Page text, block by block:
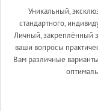
Уникальный,
стандартного,
Личный, закреплённый
ваши вопросы
Вам различные